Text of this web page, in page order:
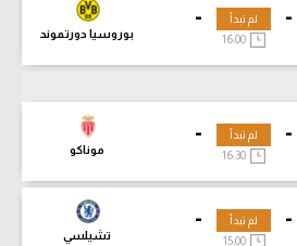
-
-
بوروسيا دورتموند
لم تبدأ
-
-
موناكو
لم تبدأ
-
-
تشيلسي
لم تبدأ
15:00